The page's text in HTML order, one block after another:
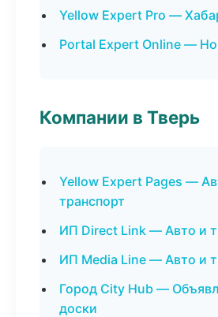
Yellow Expert Pro —
Portal Expert Online —
Компании в Тверь
Yellow Expert Pages —
транспорт
ИП Direct Link — Авто и
ИП Media Line — Авто и
Город City Hub —
доски